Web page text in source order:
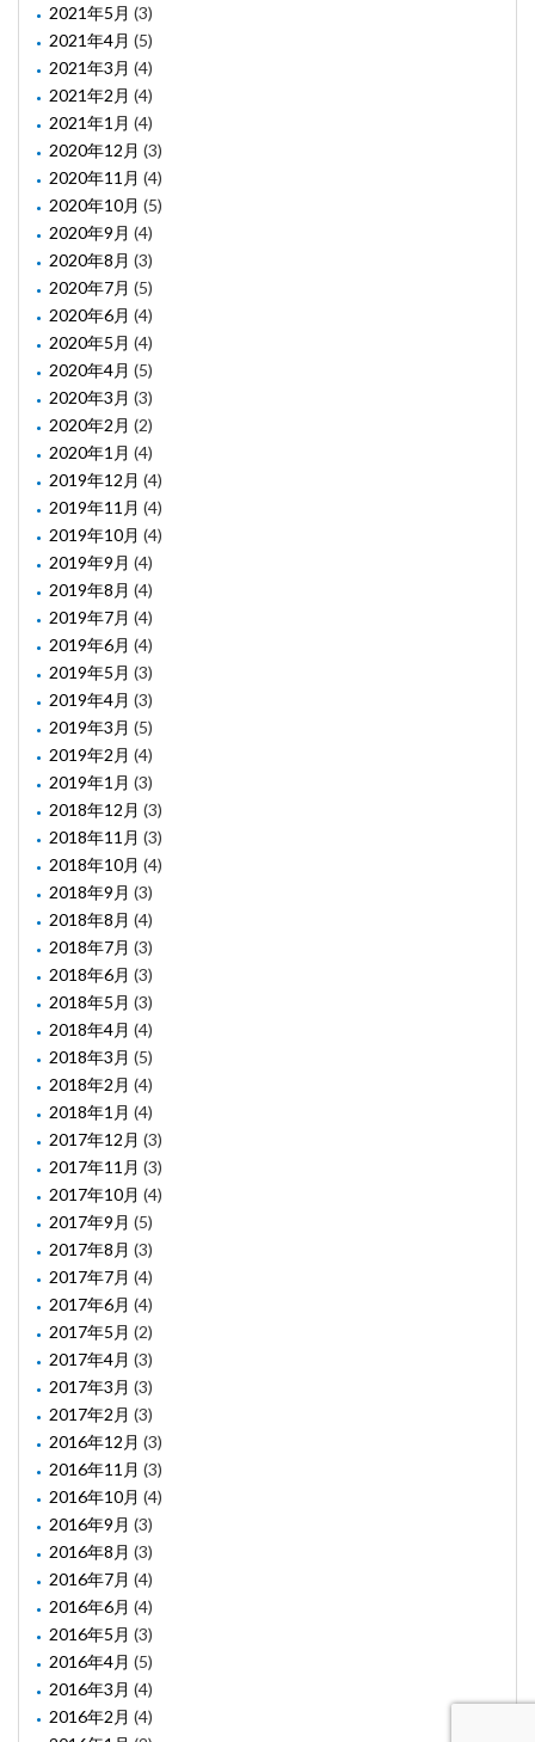
2021年5月 (3)
2021年4月 (5)
2021年3月 (4)
2021年2月 (4)
2021年1月 (4)
2020年12月 (3)
2020年11月 (4)
2020年10月 (5)
2020年9月 (4)
2020年8月 (3)
2020年7月 (5)
2020年6月 (4)
2020年5月 (4)
2020年4月 (5)
2020年3月 (3)
2020年2月 (2)
2020年1月 (4)
2019年12月 (4)
2019年11月 (4)
2019年10月 (4)
2019年9月 (4)
2019年8月 (4)
2019年7月 (4)
2019年6月 (4)
2019年5月 (3)
2019年4月 (3)
2019年3月 (5)
2019年2月 (4)
2019年1月 (3)
2018年12月 (3)
2018年11月 (3)
2018年10月 (4)
2018年9月 (3)
2018年8月 (4)
2018年7月 (3)
2018年6月 (3)
2018年5月 (3)
2018年4月 (4)
2018年3月 (5)
2018年2月 (4)
2018年1月 (4)
2017年12月 (3)
2017年11月 (3)
2017年10月 (4)
2017年9月 (5)
2017年8月 (3)
2017年7月 (4)
2017年6月 (4)
2017年5月 (2)
2017年4月 (3)
2017年3月 (3)
2017年2月 (3)
2016年12月 (3)
2016年11月 (3)
2016年10月 (4)
2016年9月 (3)
2016年8月 (3)
2016年7月 (4)
2016年6月 (4)
2016年5月 (3)
2016年4月 (5)
2016年3月 (4)
2016年2月 (4)